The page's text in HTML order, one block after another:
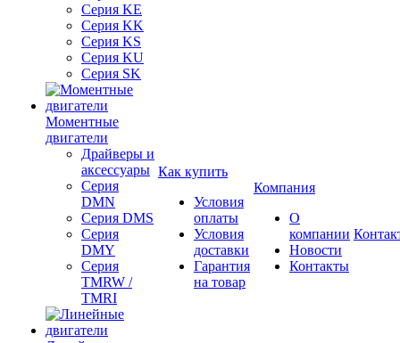
Серия KE
Серия KK
Серия KS
Серия KU
Серия SK
Моментные
двигатели
Драйверы и
аксессуары
Серия
DMN
Серия DMS
Серия
DMY
Серия
TMRW /
TMRI
Как купить
Условия
оплаты
Условия
доставки
Гарантия
на товар
Компания
О
компании
Новости
Контакты